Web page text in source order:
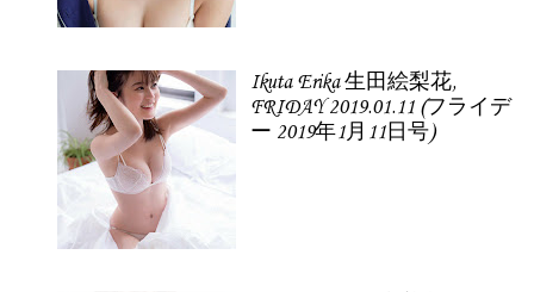
Ikuta Erika 生田絵梨花,
FRIDAY 2019.01.11 (フライデ
ー 2019年1月11日号)